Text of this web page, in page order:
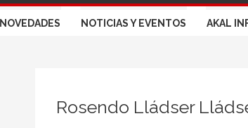
NOVEDADES NOTICIAS Y EVENTOS AKAL
Rosendo Lládser